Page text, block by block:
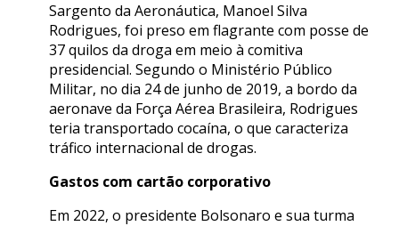
Sargento da Aeronáutica, Manoel Silva
Rodrigues, foi preso em flagrante com posse de
37 quilos da droga em meio à comitiva
presidencial. Segundo o Ministério Público
Militar, no dia 24 de junho de 2019, a bordo da
aeronave da Força Aérea Brasileira, Rodrigues
teria transportado cocaína, o que caracteriza
tráfico internacional de drogas.
Gastos com cartão corporativo
Em 2022, o presidente Bolsonaro e sua turma